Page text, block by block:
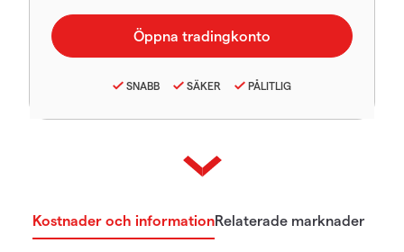
SNABB SÄKER PÅLITLIG
Kostnader och informationRelaterade marknader